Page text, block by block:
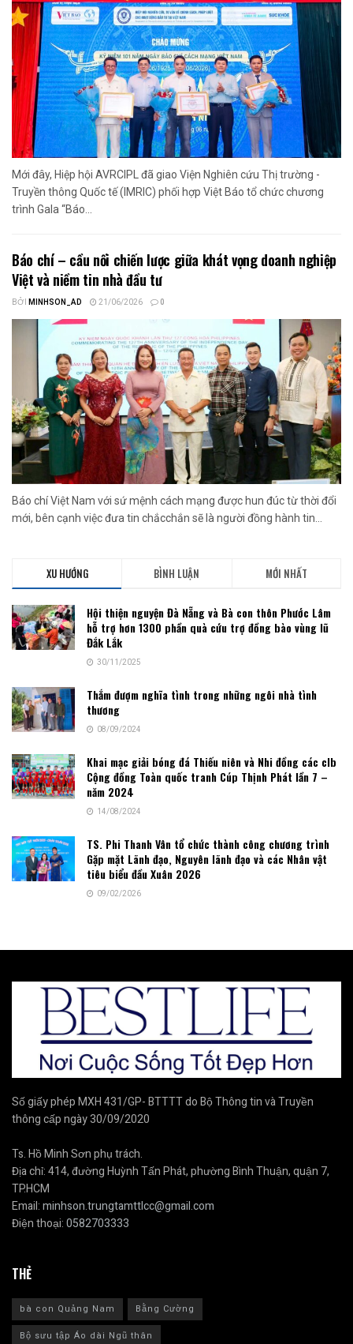
Mới đây, Hiệp hội AVRCIPL đã giao Viện Nghiên cứu Thị trường -
Truyền thông Quốc tế (IMRIC) phối hợp Việt Báo tổ chức chương
trình Gala “Báo...
Báo chí – cầu nối chiến lược giữa khát vọng doanh nghiệp
Việt và niềm tin nhà đầu tư
BỞI MINHSON_AD 21/06/2026 0
Báo chí Việt Nam với sứ mệnh cách mạng được hun đúc từ thời đổi
mới, bên cạnh việc đưa tin chắcchắn sẽ là người đồng hành tin...
XU HƯỚNG BÌNH LUẬN MỚI NHẤT
Hội thiện nguyện Đà Nẵng và Bà con thôn Phước Lâm
hỗ trợ hơn 1300 phần quà cứu trợ đồng bào vùng lũ
Đắk Lắk
30/11/2025
Thắm đượm nghĩa tình trong những ngôi nhà tình
thương
08/09/2024
Khai mạc giải bóng đá Thiếu niên và Nhi đồng các clb
Cộng đồng Toàn quốc tranh Cúp Thịnh Phát lần 7 –
năm 2024
14/08/2024
TS. Phi Thanh Vân tổ chức thành công chương trình
Gặp mặt Lãnh đạo, Nguyên lãnh đạo và các Nhân vật
tiêu biểu đầu Xuân 2026
09/02/2026
Số giấy phép MXH 431/GP- BTTTT do Bộ Thông tin và Truyền
thông cấp ngày 30/09/2020
Ts. Hồ Minh Sơn phụ trách.
Địa chỉ: 414, đường Huỳnh Tấn Phát, phường Bình Thuận, quận 7,
TP.HCM
Email:minhson.trungtamttlcc@gmail.com
Điện thoại:0582703333
THẺ
bà con Quảng Nam
Bằng Cường
Bộ sưu tập Áo dài Ngũ thân